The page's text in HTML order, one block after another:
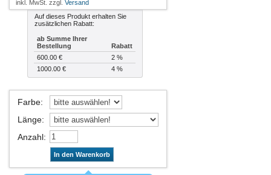
inkl. MwSt. zzgl. Versand
Auf dieses Produkt erhalten Sie
zusätzlichen Rabatt:
ab Summe Ihrer
Bestellung
Rabatt
600.00 €
2 %
1000.00 €
4 %
Farbe:
Länge:
Anzahl:
In den Warenkorb